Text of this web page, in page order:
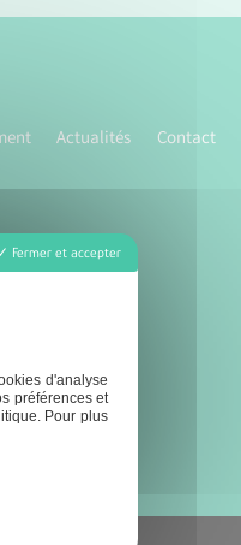
Actualités Contact
du-teron.fr
Fermer et accepter
d'analyse
préférences et
Pour plus